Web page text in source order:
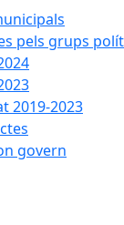
pels grups
2019-2023
govern